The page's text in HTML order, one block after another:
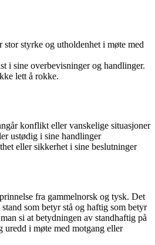
stor styrke og utholdenhet i møte med
i sine overbevisninger og handlinger.
lett å rokke.
konflikt eller vanskelige situasjoner
ustødig i sine handlinger
eller sikkerhet i sine beslutninger
fra gammelnorsk og tysk. Det
som betyr stå og haftig som betyr
si at betydningen av standhaftig på
uredd i møte med motgang eller